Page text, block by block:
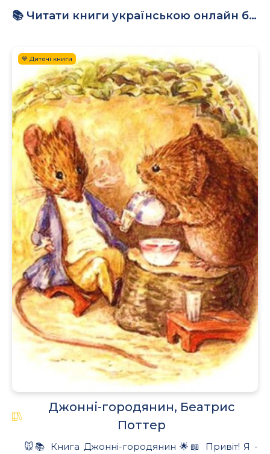
📚 Читати книги українською онлайн безкоштовно – бібліотека ReadUkrainianBooks.com
💙 Дитячі книги
Джонні-городянин, Беатрис
Поттер
🐭📚 Книга Джонні-городянин 🌟📖 Привіт! Я -